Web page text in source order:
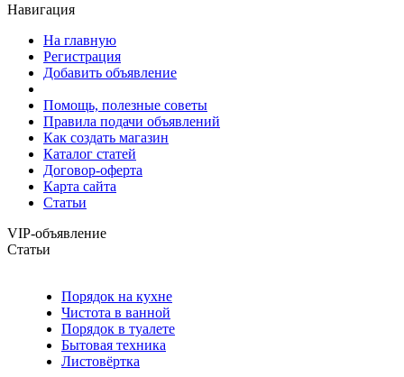
Навигация
На главную
Регистрация
Добавить объявление
Помощь, полезные советы
Правила подачи объявлений
Как создать магазин
Каталог статей
Договор-оферта
Карта сайта
Статьи
VIP-объявление
Статьи
Порядок на кухне
Чистота в ванной
Порядок в туалете
Бытовая техника
Листовёртка